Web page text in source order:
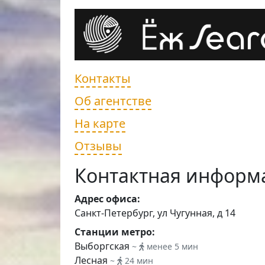
Контакты
Об агентстве
На карте
Отзывы
Контактная
Адрес офиса:
Санкт-Петербург, ул Чугунная, д 14
Станции метро:
Выборгская ~ менее 5 мин
Лесная ~ 24 мин